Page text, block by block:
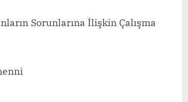
Sorunlarına İlişkin Çalışma